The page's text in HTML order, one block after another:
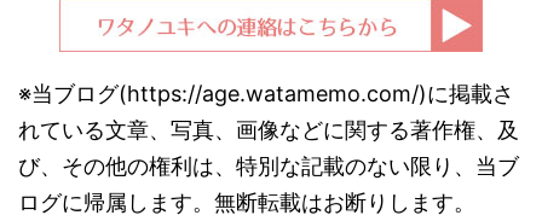
※当ブログ(https://age.watamemo.com/)に掲載さ
れている文章、写真、画像などに関する著作権、及
び、その他の権利は、特別な記載のない限り、当ブ
ログに帰属します。無断転載はお断りします。